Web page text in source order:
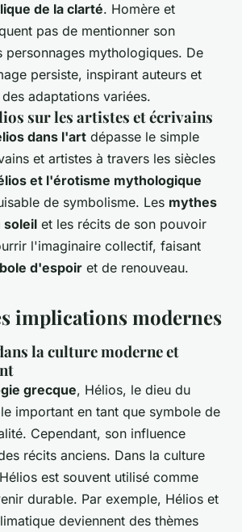
de la clarté. Homère et
pas de mentionner son
personnages mythologiques. De
persiste, inspirant auteurs et
adaptations variées.
sur les artistes et écrivains
dans l'art dépasse le simple
et artistes à travers les siècles
et l'érotisme mythologique
de symbolisme. Les mythes
soleil et les récits de son pouvoir
l'imaginaire collectif, faisant
d'espoir et de renouveau.
implications modernes
la culture moderne et
grecque, Hélios, le dieu du
important en tant que symbole de
Cependant, son influence
récits anciens. Dans la culture
est souvent utilisé comme
durable. Par exemple, Hélios et
deviennent des thèmes